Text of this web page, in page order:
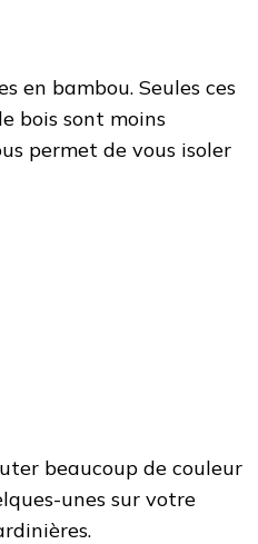
en bambou. Seules ces
bois sont moins
permet de vous isoler
beaucoup de couleur
unes sur votre